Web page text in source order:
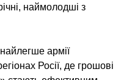
, наймолодші з
найлегше армії
Росії, де грошові